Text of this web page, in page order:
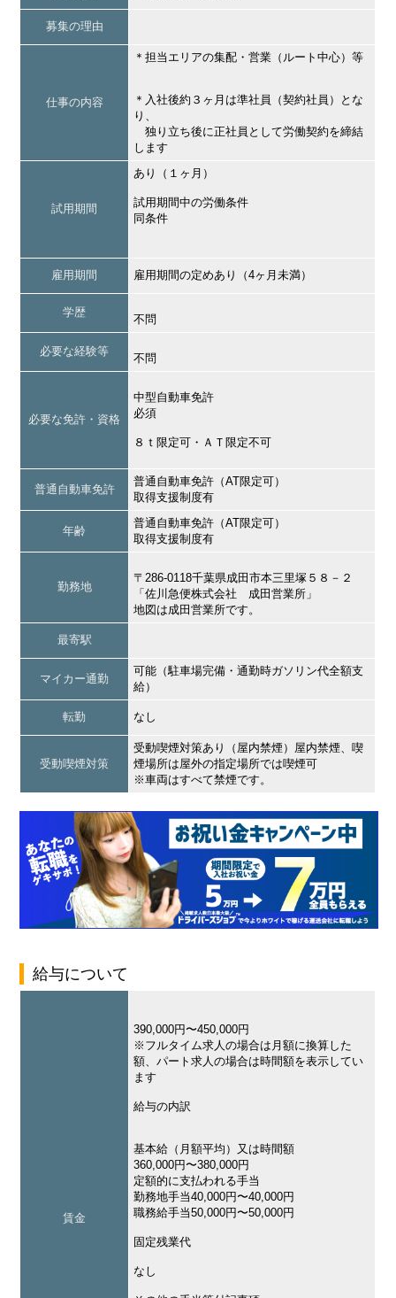
募集の理由
仕事の内容
＊担当エリアの集配・営業（ルート中心）等
＊入社後約３ヶ月は準社員（契約社員）とな
り、
独り立ち後に正社員として労働契約を締結
します
試用期間
あり（１ヶ月）
試用期間中の労働条件
同条件
雇用期間 雇用期間の定めあり（4ヶ月未満）
学歴
不問
必要な経験等
不問
必要な免許・資格
中型自動車免許
必須
８ｔ限定可・ＡＴ限定不可
普通自動車免許
普通自動車免許（AT限定可）
取得支援制度有
年齢
普通自動車免許（AT限定可）
取得支援制度有
勤務地
〒286-0118千葉県成田市本三里塚５８－２
「佐川急便株式会社 成田営業所」
地図は成田営業所です。
最寄駅
マイカー通勤
可能（駐車場完備・通勤時ガソリン代全額支
給）
転勤 なし
受動喫煙対策
受動喫煙対策あり（屋内禁煙）屋内禁煙、喫
煙場所は屋外の指定場所では喫煙可
※車両はすべて禁煙です。
給与について
賃金
390,000円〜450,000円
※フルタイム求人の場合は月額に換算した
額、パート求人の場合は時間額を表示してい
ます
給与の内訳
基本給（月額平均）又は時間額
360,000円〜380,000円
定額的に支払われる手当
勤務地手当40,000円〜40,000円
職務給手当50,000円〜50,000円
固定残業代
なし